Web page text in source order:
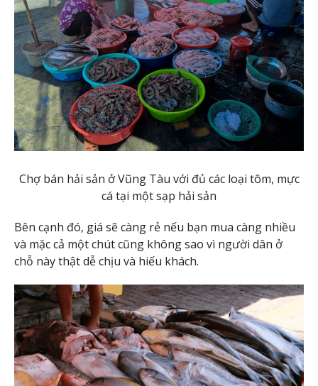
Chợ bán hải sản ở Vũng Tàu với đủ các loại tôm, mực
cá tại một sạp hải sản
Bên cạnh đó, giá sẽ càng rẻ nếu bạn mua càng nhiều
và mặc cả một chút cũng không sao vì người dân ở
chỗ này thật dễ chịu và hiếu khách.